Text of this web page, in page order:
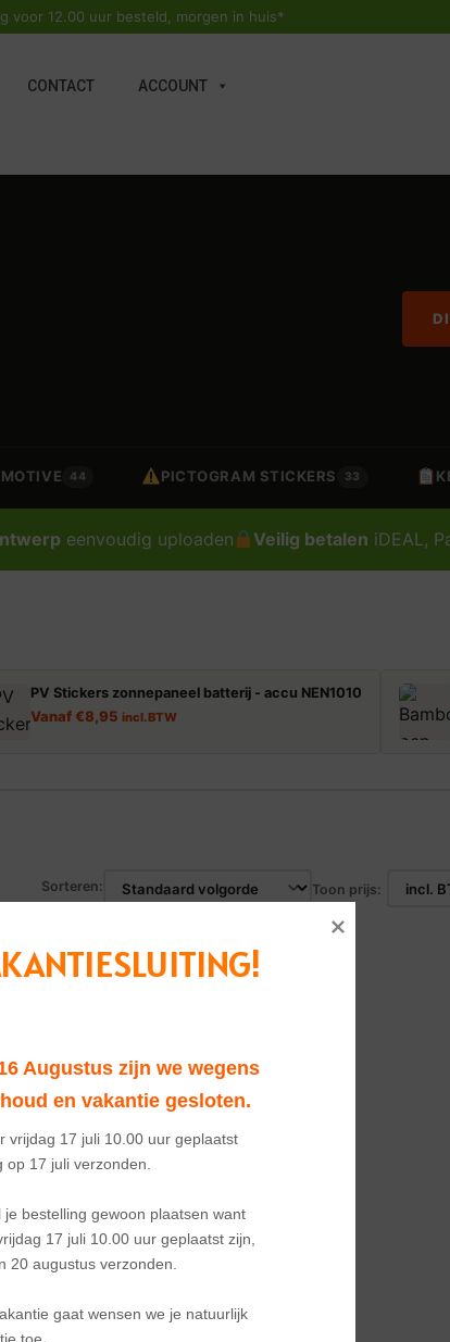
voor 12.00 uur besteld, morgen in huis*
CONTACT ACCOUNT
44 PICTOGRAM STICKERS 33
eenvoudig uploaden Veilig betalen iDEAL,
PV Stickers zonnepaneel batterij - accu NEN1010
Vanaf€8,95 incl. BTW
Sorteren: Toon prijs:
Benzine
vrijdag 17 juli 10.00 uur geplaatst
17 juli verzonden.
bestelling gewoon plaatsen want
17 juli 10.00 uur geplaatst zijn,
20 augustus verzonden.
gaat wensen we je natuurlijk
Augustus zijn we wegens
en vakantie gesloten.